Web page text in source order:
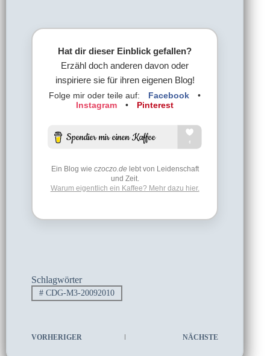
Hat dir dieser Einblick gefallen?
Erzähl doch anderen davon oder
inspiriere sie für ihren eigenen Blog!
Folge mir oder teile auf: Facebook
•
Instagram
• Pinterest
Ein Blog wie czoczo.delebt von Leidenschaft
und Zeit.
Warum eigentlich ein Kaffee? Mehr dazu hier.
Schlagwörter
#CDG-M3-20092010
VORHERIGER NÄCHSTE